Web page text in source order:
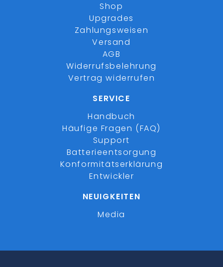
Shop
Upgrades
Zahlungsweisen
Versand
AGB
Widerrufsbelehrung
Vertrag widerrufen
SERVICE
Handbuch
Häufige Fragen (FAQ)
Support
Batterieentsorgung
Konformitätserklärung
Entwickler
NEUIGKEITEN
Media